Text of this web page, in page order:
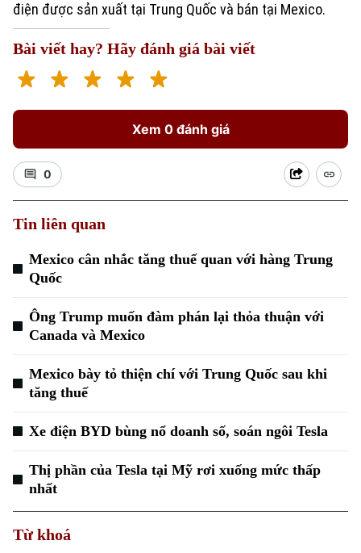
Xu hướng
điện được sản xuất tại Trung Quốc và bán tại Mexico.
Bài viết hay? Hãy đánh giá bài viết
Xem 0 đánh giá
0
Tin liên quan
Mexico cân nhắc tăng thuế quan với hàng Trung
Quốc
Ông Trump muốn đàm phán lại thỏa thuận với
Canada và Mexico
Mexico bày tỏ thiện chí với Trung Quốc sau khi
tăng thuế
Xe điện BYD bùng nổ doanh số, soán ngôi Tesla
Thị phần của Tesla tại Mỹ rơi xuống mức thấp
nhất
Từ khoá